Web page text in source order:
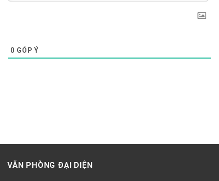
0 GÓP Ý
VĂN PHÒNG ĐẠI DIỆN